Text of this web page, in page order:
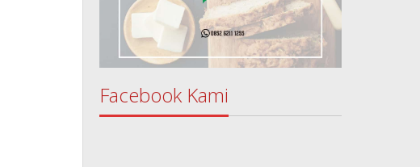
Facebook Kami